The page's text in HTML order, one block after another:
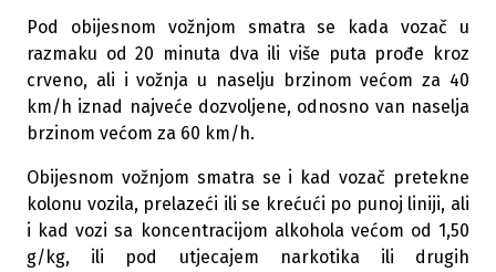
Pod obijesnom vožnjom smatra se kada vozač u
razmaku od 20 minuta dva ili više puta prođe kroz
crveno, ali i vožnja u naselju brzinom većom za 40
km/h iznad najveće dozvoljene, odnosno van naselja
brzinom većom za 60 km/h.
Obijesnom vožnjom smatra se i kad vozač pretekne
kolonu vozila, prelazeći ili se krećući po punoj liniji, ali
i kad vozi sa koncentracijom alkohola većom od 1,50
g/kg, ili pod utjecajem narkotika ili drugih